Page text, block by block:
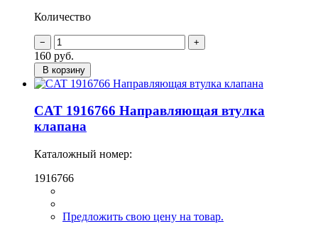
Количество
160 руб.
В корзину
CAT 1916766 Направляющая втулка
клапана
Каталожный номер:
1916766
Предложить свою цену на товар.